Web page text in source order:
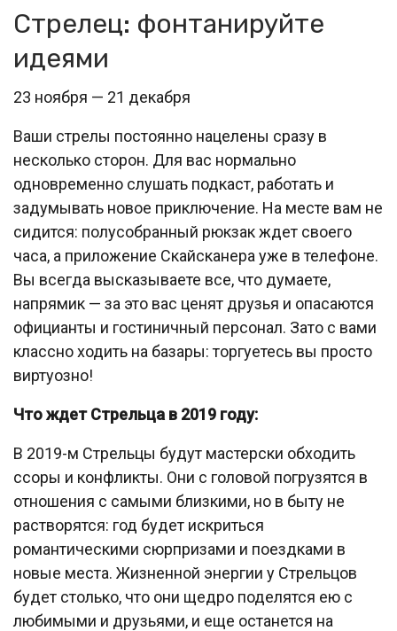
Стрелец: фонтанируйте
идеями
23 ноября — 21 декабря
Ваши стрелы постоянно нацелены сразу в
несколько сторон. Для вас нормально
одновременно слушать подкаст, работать и
задумывать новое приключение. На месте вам не
сидится: полусобранный рюкзак ждет своего
часа, а приложение Скайсканера уже в телефоне.
Вы всегда высказываете все, что думаете,
напрямик — за это вас ценят друзья и опасаются
официанты и гостиничный персонал. Зато с вами
классно ходить на базары: торгуетесь вы просто
виртуозно!
Что ждет Стрельца в 2019 году:
В 2019-м Стрельцы будут мастерски обходить
ссоры и конфликты. Они с головой погрузятся в
отношения с самыми близкими, но в быту не
растворятся: год будет искриться
романтическими сюрпризами и поездками в
новые места. Жизненной энергии у Стрельцов
будет столько, что они щедро поделятся ею с
любимыми и друзьями, и еще останется на